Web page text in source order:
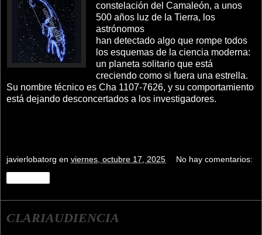
constelación del Camaleón, a unos
500 años luz de la Tierra, los
astrónomos
han detectado algo que rompe todos
los esquemas de la ciencia moderna:
un planeta solitario que está
creciendo como si fuera una estrella.
Su nombre técnico es Cha 1107-7626, y su comportamiento
está dejando desconcertados a los investigadores.
javierlobatorg en viernes, octubre 17, 2025 No hay comentarios:
CLARIAUDIENCIA